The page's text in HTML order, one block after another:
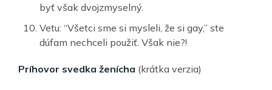
byť však dvojzmyselný.
Vetu: “Všetci sme si mysleli, že si gay,” ste
dúfam nechceli použiť. Však nie?!
Príhovor svedka ženícha (krátka verzia)